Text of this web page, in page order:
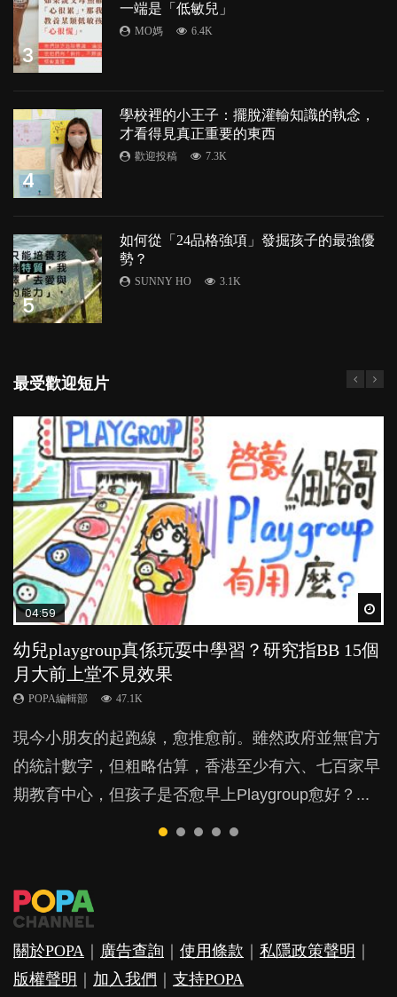
3
一端是「低敏兒」
MO媽 6.4K
4
學校裡的小王子：擺脫灌輸知識的執念，
才看得見真正重要的東西
歡迎投稿 7.3K
5
如何從「24品格強項」發掘孩子的最強優
勢？
SUNNY HO 3.1K
最受歡迎短片
04:59
幼兒playgroup真係玩耍中學習？研究指BB 15個
月大前上堂不見效果
POPA編輯部 47.1K
現今小朋友的起跑線，愈推愈前。雖然政府並無官方
的統計數字，但粗略估算，香港至少有六、七百家早
期教育中心，但孩子是否愈早上Playgroup愈好？...
03:39
幼稚園遊戲課 如何刺激幼兒自發學習取代獎勵
與懲罰？
POPA編輯部 33.1K
由美國學者所創的 tools of the mind 課程，學生以遊
戲方式學習，學術能力和自制能力亦明顯比其他小朋
友優勝，到底這課程有何特別之處？...
03:02
老公患產後憂鬱症對BB的影響
POPA編輯部 15.9K
鬱，影響日常生活，嚴重的甚至會有自殺，或傷害小
朋友的念頭。但為何爸爸患上產後抑鬱往往難以察
覺？...
04:06
全職好？在職好？｜全職媽媽與在職媽媽的壓
力與價值
POPA編輯部 25.8K
許多媽媽心底可能都有一刻掙扎過：究竟全職好，還
是在職好。雖說每個家庭都有自己的獨特狀況和考慮
因素，但原來全職和在職媽媽所養育的子女其實都各
03:41
BB口腔期乜都放入口，父母該制止還是放手？
POPA編輯部 25.5K
成吮手指的習慣，大個就很難戒，但原來一刀切阻止
他們放東西入口，隨時會影響孩子的身心發展？...
關於POPA ｜ 廣告查詢 ｜ 使用條款 ｜ 私隱政策聲明 ｜
版權聲明 ｜ 加入我們 ｜ 支持POPA